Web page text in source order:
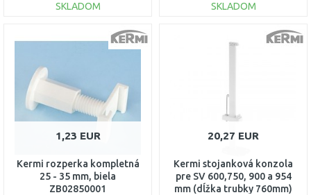
SKLADOM
DO KOŠÍKA
SKLADOM
DO KOŠÍKA
1,23 EUR
Kermi rozperka kompletná
25 - 35 mm, biela
ZB02850001
20,27 EUR
Kermi stojanková konzola
pre SV 600,750, 900 a 954
mm (dĺžka trubky 760mm)